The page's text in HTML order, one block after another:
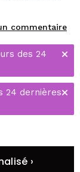
commentaire
des 24
24 dernières
›